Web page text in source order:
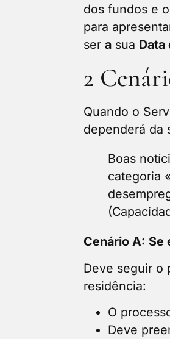
dos fundos e
para
ser a sua Data
2
Quando o
dependerá da
Boas
categoria
Cenário A: Se
Deve seguir o
residência:
O
Deve